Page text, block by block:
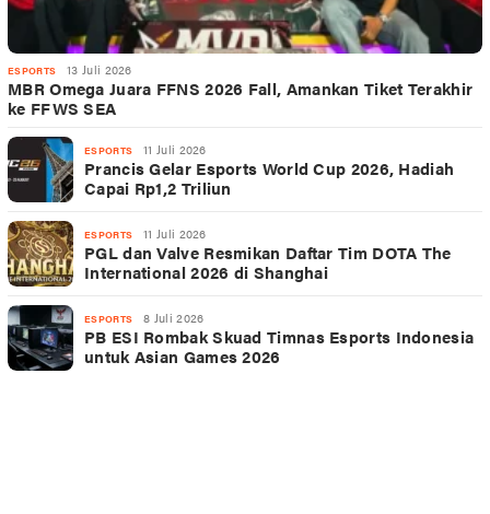
ESPORTS 13 Juli 2026
MBR Omega Juara FFNS 2026 Fall, Amankan Tiket Terakhir
ke FFWS SEA
ESPORTS 11 Juli 2026
Prancis Gelar Esports World Cup 2026, Hadiah
Capai Rp1,2 Triliun
ESPORTS 11 Juli 2026
PGL dan Valve Resmikan Daftar Tim DOTA The
International 2026 di Shanghai
ESPORTS 8 Juli 2026
PB ESI Rombak Skuad Timnas Esports Indonesia
untuk Asian Games 2026